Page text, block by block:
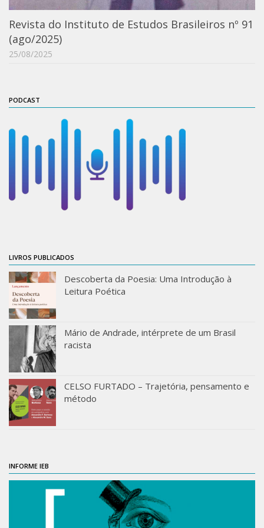
Pós-Graduação
Sobre a Pós
Formulários – Requerimentos
Regulamentos
Auxílio Financeiro
Orientadores / Credenciamentos
Orientadores
Credenciamento / Recredenciamento de Orientador
Notícias da Pós
Aluno Especial
Dissertações Defendidas
Disciplinas de Pós-Graduação
Docentes
Revista do Instituto de Estudos Brasileiros nº 91
(ago/2025)
25/08/2025
PODCAST
LIVROS PUBLICADOS
Descoberta da Poesia: Uma Introdução à
Leitura Poética
Mário de Andrade, intérprete de um Brasil
racista
CELSO FURTADO – Trajetória, pensamento e
método
INFORME IEB